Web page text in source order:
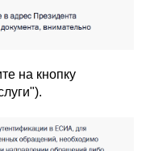
на кнопку